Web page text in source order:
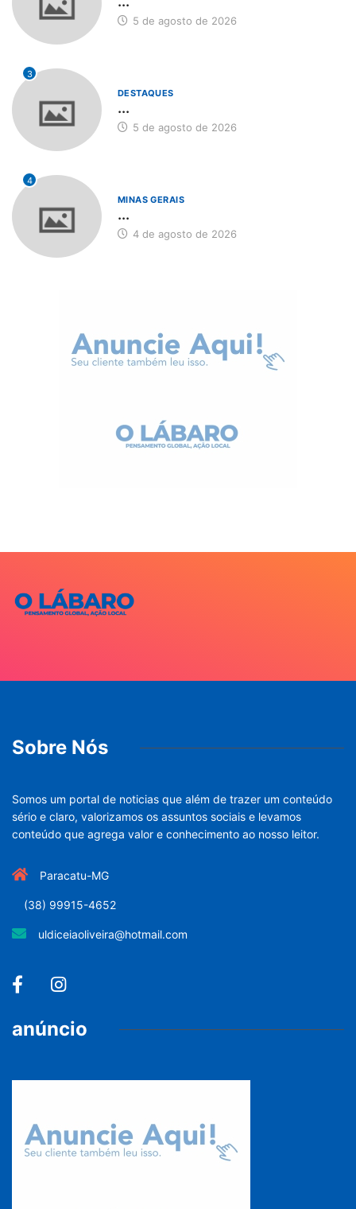
5 de agosto de 2026
3
DESTAQUES
...
5 de agosto de 2026
4
MINAS GERAIS
...
4 de agosto de 2026
Sobre Nós
Somos um portal de noticias que além de trazer um conteúdo
sério e claro, valorizamos os assuntos sociais e levamos
conteúdo que agrega valor e conhecimento ao nosso leitor.
Paracatu-MG
(38) 99915-4652
uldiceiaoliveira@hotmail.com
anúncio